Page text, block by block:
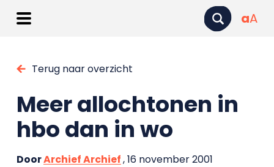
aA
Terug naar overzicht
Meer allochtonen in
hbo dan in wo
DoorArchief Archief, 16 november 2001